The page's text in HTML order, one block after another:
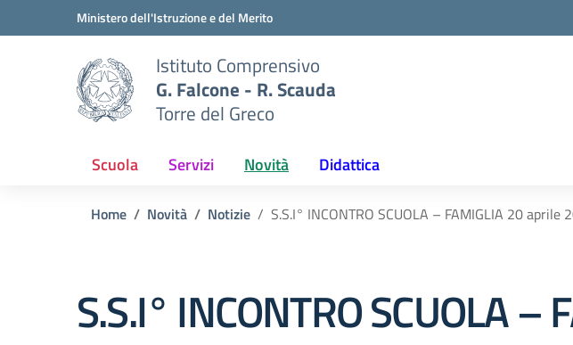
Vai ai contenuti
Vai al menu di navigazioneMinistero dell'Istruzione e del Merito
Istituto Comprensivo
G. Falcone - R. Scauda
Torre del Greco
Scuola Servizi Novità Didattica
Home Novità Notizie S.S.I° INCONTRO SCUOLA – FAMIGLIA 20 aprile
S.S.I° INCONTRO SCUOLA